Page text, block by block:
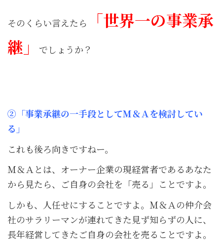
そのくらい言えたら
「世界一の事業承
継」
でしょうか？
②「事業承継の一手段としてＭ＆Ａを検討してい
る」
これも後ろ向きですねー。
Ｍ＆Ａとは、オーナー企業の現経営者であるあなた
から見たら、ご自身の会社を「売る」ことですよ。
しかも、人任せにすることですよ。Ｍ＆Ａの仲介会
社のサラリーマンが連れてきた見ず知らずの人に、
長年経営してきたご自身の会社を売ることですよ。